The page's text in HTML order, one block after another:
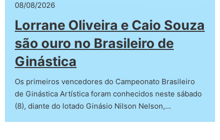
08/08/2026
Lorrane Oliveira e Caio Souza
são ouro no Brasileiro de
Ginástica
Os primeiros vencedores do Campeonato Brasileiro
de Ginástica Artística foram conhecidos neste sábado
(8), diante do lotado Ginásio Nilson Nelson,…